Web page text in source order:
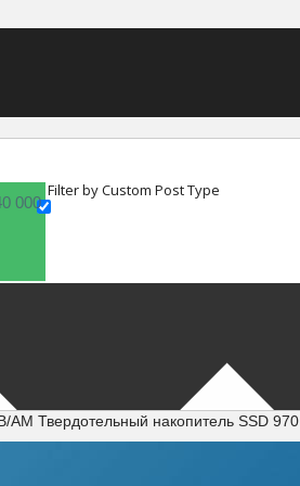
Filter by Custom Post Type
AM Твердотельный накопитель SSD 970